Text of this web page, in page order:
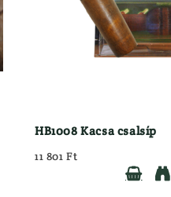
HB1008 Kacsa csalsíp
11 801 Ft

